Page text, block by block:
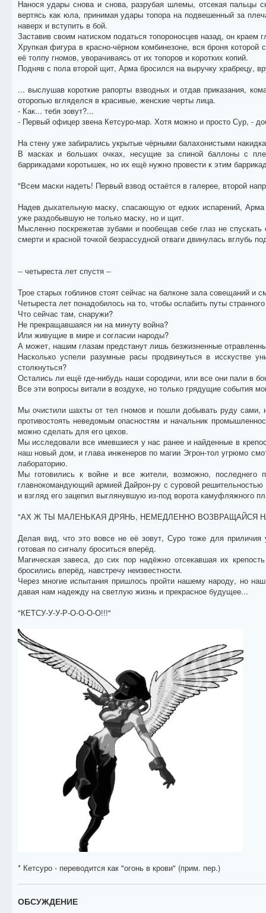
Нанося удары снова и снова, разрубая шлемы, отсекая пальцы
вертясь как юла, принимая удары топора на подвешенный за
наверх и вступить в бой.
Заставив своим натиском податься топороносцев назад, он
Хрупкая фигура в красно-чёрном комбинезоне, вся броня
её толпу гномов, уворачиваясь от их топоров и коротких копий.
Подняв с пола второй щит, Арма бросился на выручку храбрецу,
... выслушав короткие рапорты взводных и отдав приказания,
оторопью вгляделся в красивые, женские черты лица.
- Как... тебя зовут?...
- Первый офицер звена Кетсуро-мар. Хотя можно и просто Сур, -
На стену уже забирались укрытые чёрными балахонистыми
В масках и больших очках, несущие за спиной баллоны с
баррикадами коротышек, но их ещё нужно провести к этим
"Всем маски надеть! Первый взвод остаётся в галерее, второй
Надев дыхательную маску, спасающую от едких испарений,
уже раздобывшую не только маску, но и щит.
Мысленно поскрежетав зубами и пообещав себе глаз не
смерти и красной точкой безрассудной отваги двинулась вглубь
-- четыреста лет спустя --
Трое старых гоблинов стоят сейчас на балконе зала совещаний и
Четыреста лет понадобилось на то, чтобы ослабить путы
Что сейчас там, снаружи?
Не прекращавшаяся ни на минуту война?
Или живущие в мире и согласии народы?
А может, нашим глазам предстанут лишь безжизненные
Насколько успели разумные расы продвинуться в исскустве
столкнуться?
Остались ли ещё где-нибудь наши сородичи, или все они пали в
Все эти вопросы витали в воздухе, но только грядущие события
Мы очистили шахты от тел гномов и пошли добывать руду
противостоять неведомым опасностям и начальник
можно сделать для его цехов.
Мы исследовали все имевшиеся у нас ранее и найденные в
наш новый дом, и глава инженеров по магии Эгрон-тол угрюмо
лабораторию.
Мы готовились к войне и все жители, возможно, последнего
главнокомандующий армией Дайрон-ру с суровой
и взгляд его зацепил выглянувшую из-под ворота камуфляжного
"АХ Ж ТЫ МАЛЕНЬКАЯ ДРЯНЬ, НЕМЕДЛЕННО ВОЗВРАЩАЙСЯ
Делая вид, что это вовсе не её зовут, Суро тоже для приличия
готовая по сигналу броситься вперёд.
Магическая завеса, до сих пор надёжно отсекавшая их
бросились вперёд, навстречу неизвестности.
Через многие испытания пришлось пройти нашему народу, но
давая нам надежду на светлую жизнь и прекрасное будущее...
"КЕТСУ-У-У-Р-О-О-О-О!!!"
* Кетсуро - переводится как "огонь в крови" (прим. пер.)
ОБСУЖДЕНИЕ